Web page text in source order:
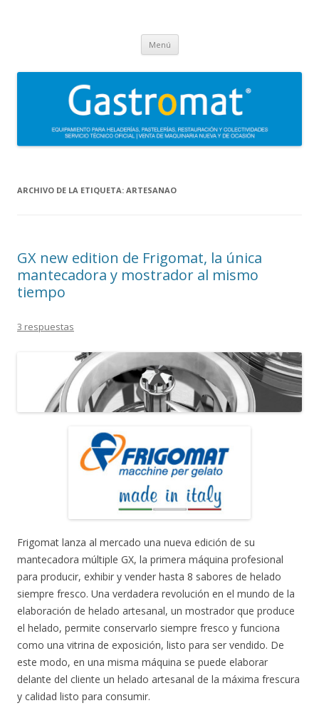
de maquinaria para heladerías, pastelerías, restauración y
Menú Saltar
contenido
ARCHIVO DE LA ETIQUETA: ARTESANAO
GX new edition de Frigomat, la única
mantecadora y mostrador al mismo
tiempo
3 respuestas
Frigomat lanza al mercado una nueva edición de su
mantecadora múltiple GX, la primera máquina profesional
para producir, exhibir y vender hasta 8 sabores de helado
siempre fresco. Una verdadera revolución en el mundo de la
elaboración de helado artesanal, un mostrador que produce
el helado, permite conservarlo siempre fresco y funciona
como una vitrina de exposición, listo para ser vendido. De
este modo, en una misma máquina se puede elaborar
delante del cliente un helado artesanal de la máxima frescura
y calidad listo para consumir.